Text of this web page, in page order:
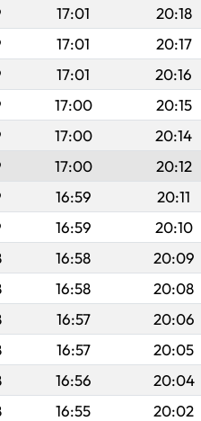
17:01 20:18
17:01 20:17
17:01 20:16
17:00 20:15
17:00 20:14
17:00 20:12
16:59 20:11
16:59 20:10
16:58 20:09
16:58 20:08
16:57 20:06
16:57 20:05
16:56 20:04
16:55 20:02